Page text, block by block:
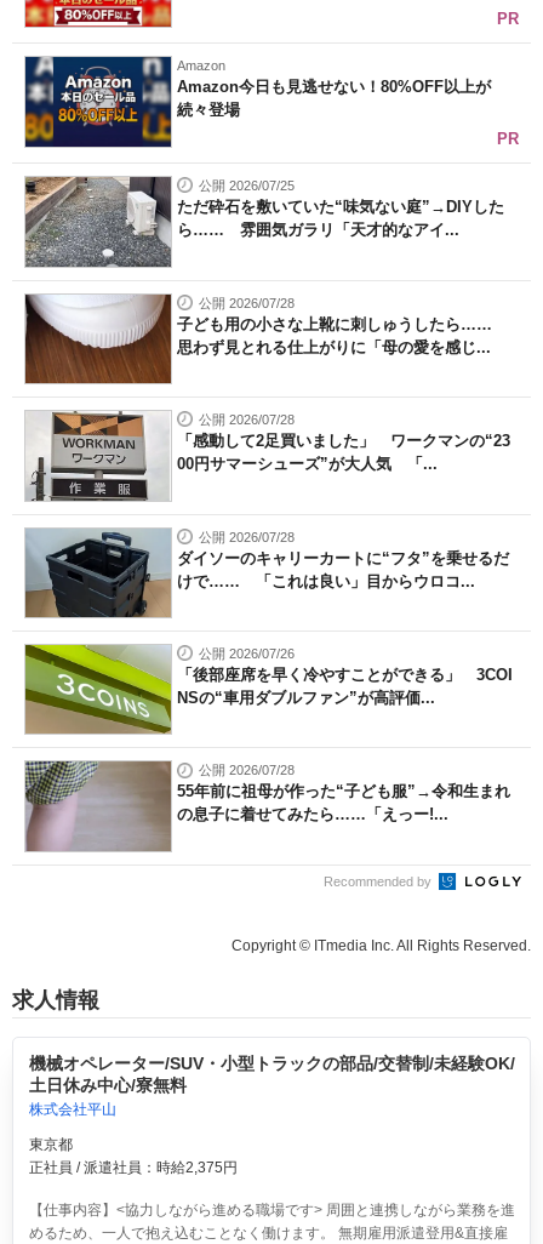
PR
Amazon
Amazon今日も見逃せない！80%OFF以上が
続々登場
PR
公開 2026/07/25
ただ砕石を敷いていた“味気ない庭”→DIYした
ら…… 雰囲気ガラリ「天才的なアイ...
公開 2026/07/28
子ども用の小さな上靴に刺しゅうしたら……
思わず見とれる仕上がりに「母の愛を感じ...
公開 2026/07/28
「感動して2足買いました」 ワークマンの“23
00円サマーシューズ”が大人気 「...
公開 2026/07/28
ダイソーのキャリーカートに“フタ”を乗せるだ
けで…… 「これは良い」目からウロコ...
公開 2026/07/26
「後部座席を早く冷やすことができる」 3COI
NSの“車用ダブルファン”が高評価...
公開 2026/07/28
55年前に祖母が作った“子ども服”→令和生まれ
の息子に着せてみたら……「えっー!...
Recommended by
Copyright © ITmedia Inc. All Rights Reserved.
求人情報
機械オペレーター/SUV・小型トラックの部品/交替制/未経験OK/
土日休み中心/寮無料
株式会社平山
東京都
正社員 / 派遣社員：時給2,375円
【仕事内容】<協力しながら進める職場です> 周囲と連携しながら業務を進
めるため、一人で抱え込むことなく働けます。 無期雇用派遣登用&直接雇